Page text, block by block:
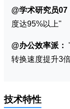
@学术研究员07
度达95%以上"
@办公效率派：
转换速度提升3
技术特性